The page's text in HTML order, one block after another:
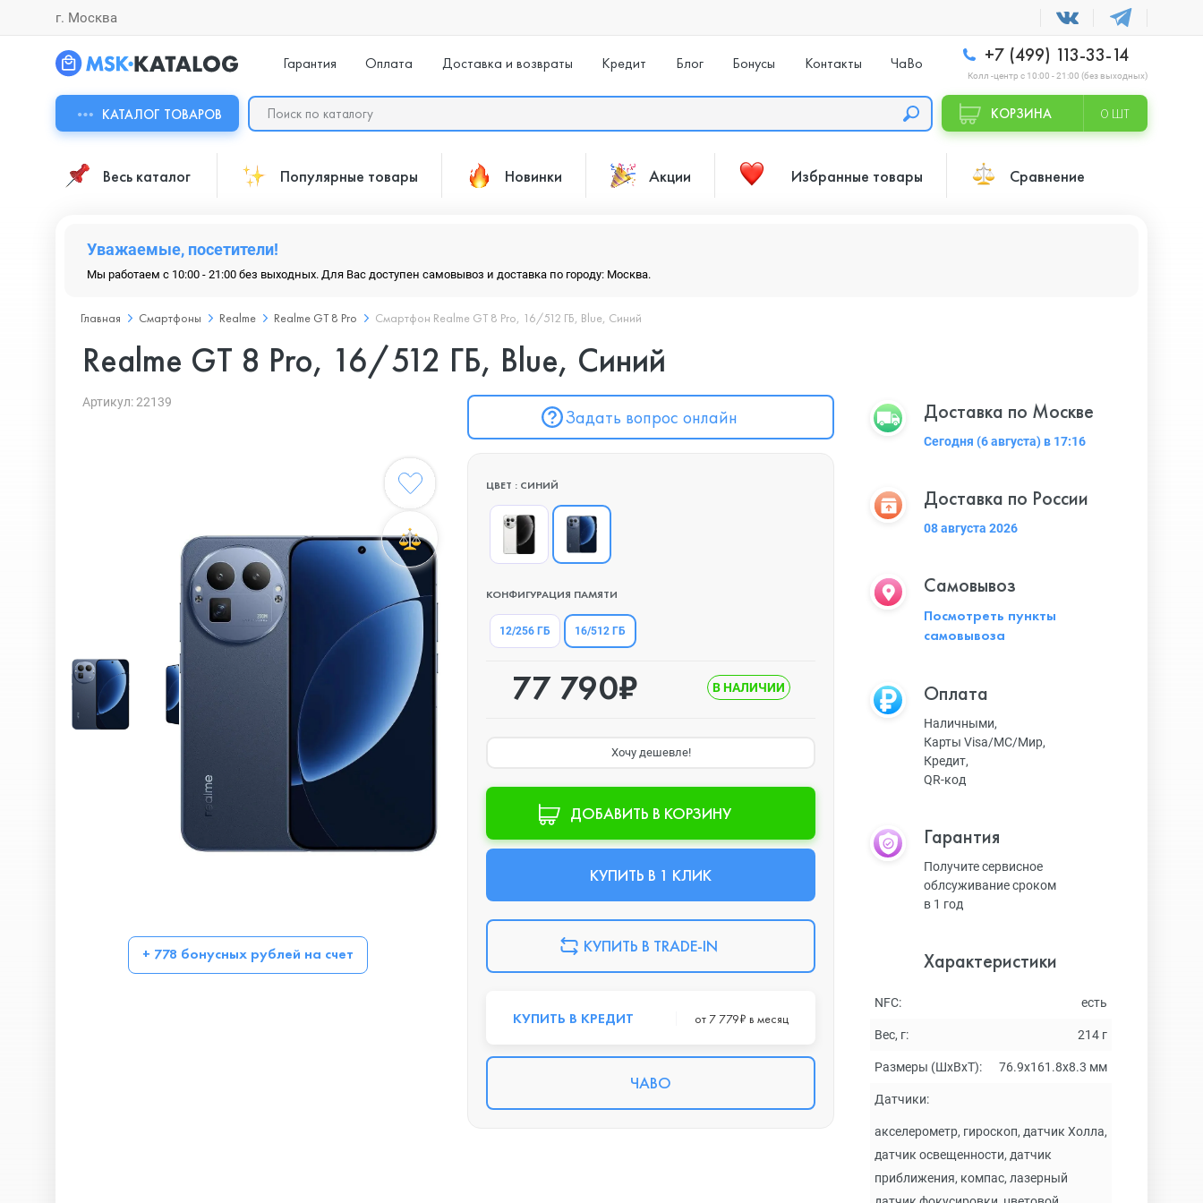
г. Москва
Гарантия Оплата Доставка и возвраты Кредит Блог Бонусы Контакты ЧаВо +7 (499) 113-33-14
Колл -центр с 10:00 - 21:00 (без выходных)
КАТАЛОГ ТОВАРОВ КОРЗИНА 0 ШТ
Весь каталог Популярные товары Новинки Акции Избранные товары Сравнение
Уважаемые, посетители!
Мы работаем с 10:00 - 21:00 без выходных. Для Вас доступен самовывоз и доставка по городу: Москва.
Главная Смартфоны Realme Realme GT 8 Pro Смартфон Realme GT 8 Pro, 16/512 ГБ, Blue, Синий
Realme GT 8 Pro, 16/512 ГБ, Blue, Синий
Артикул: 22139
Задать вопрос онлайн
+ 778 бонусных рублей на счет
ЦВЕТ : СИНИЙ
КОНФИГУРАЦИЯ ПАМЯТИ
12/256 ГБ 16/512 ГБ
77 790₽ В НАЛИЧИИ
Хочу дешевле!
ДОБАВИТЬ В КОРЗИНУ
КУПИТЬ В 1 КЛИК
КУПИТЬ В TRADE-IN
КУПИТЬ В КРЕДИТ от 7 779₽ в месяц
ЧАВО
Доставка по Москве
Сегодня (6 августа) в 17:16
Доставка по России
08 августа 2026
Самовывоз
Посмотреть пункты
самовывоза
Оплата
Наличными,
Карты Visa/MC/Мир,
Кредит,
QR-код
Гарантия
Получите сервисное
облсуживание сроком
в 1 год
Характеристики
NFC: есть
Вес, г: 214 г
Размеры (ШxВxТ): 76.9х161.8х8.3 мм
Датчики:
акселерометр, гироскоп, датчик Холла,
датчик освещенности, датчик
приближения, компас, лазерный